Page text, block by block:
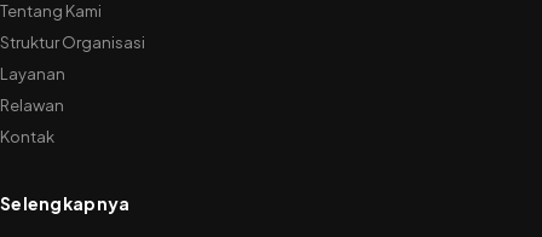
Tentang Kami
Struktur Organisasi
Layanan
Relawan
Kontak
Selengkapnya